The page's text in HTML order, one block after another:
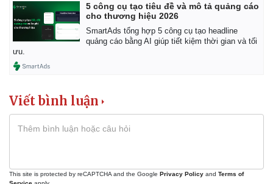
Kinh tế
Thị trường
5 công cụ tạo tiêu đề và mô tả quảng cáo
cho thương hiệu 2026
SmartAds tổng hợp 5 công cụ tạo headline
quảng cáo bằng AI giúp tiết kiệm thời gian và tối
ưu.
Viết bình luận
This site is protected by reCAPTCHA and the Google Privacy Policy and Terms of